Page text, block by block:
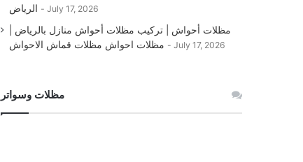
الرياض
July 17, 2026
مظلات أحواش | تركيب مظلات أحواش منازل بالرياض |
مظلات احواش مظلات قماش الاحواش
July 17, 2026
مظلات وسواتر